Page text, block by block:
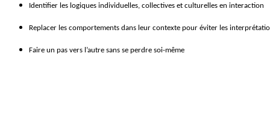
Identifier les logiques individuelles, collectives et culturelles en interaction
Replacer les comportements dans leur contexte pour éviter les
Faire un pas vers l’autre sans se perdre soi-même